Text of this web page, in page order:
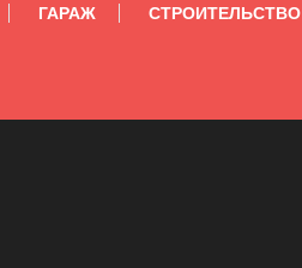
ГАРАЖ СТРОИТЕЛЬСТВО